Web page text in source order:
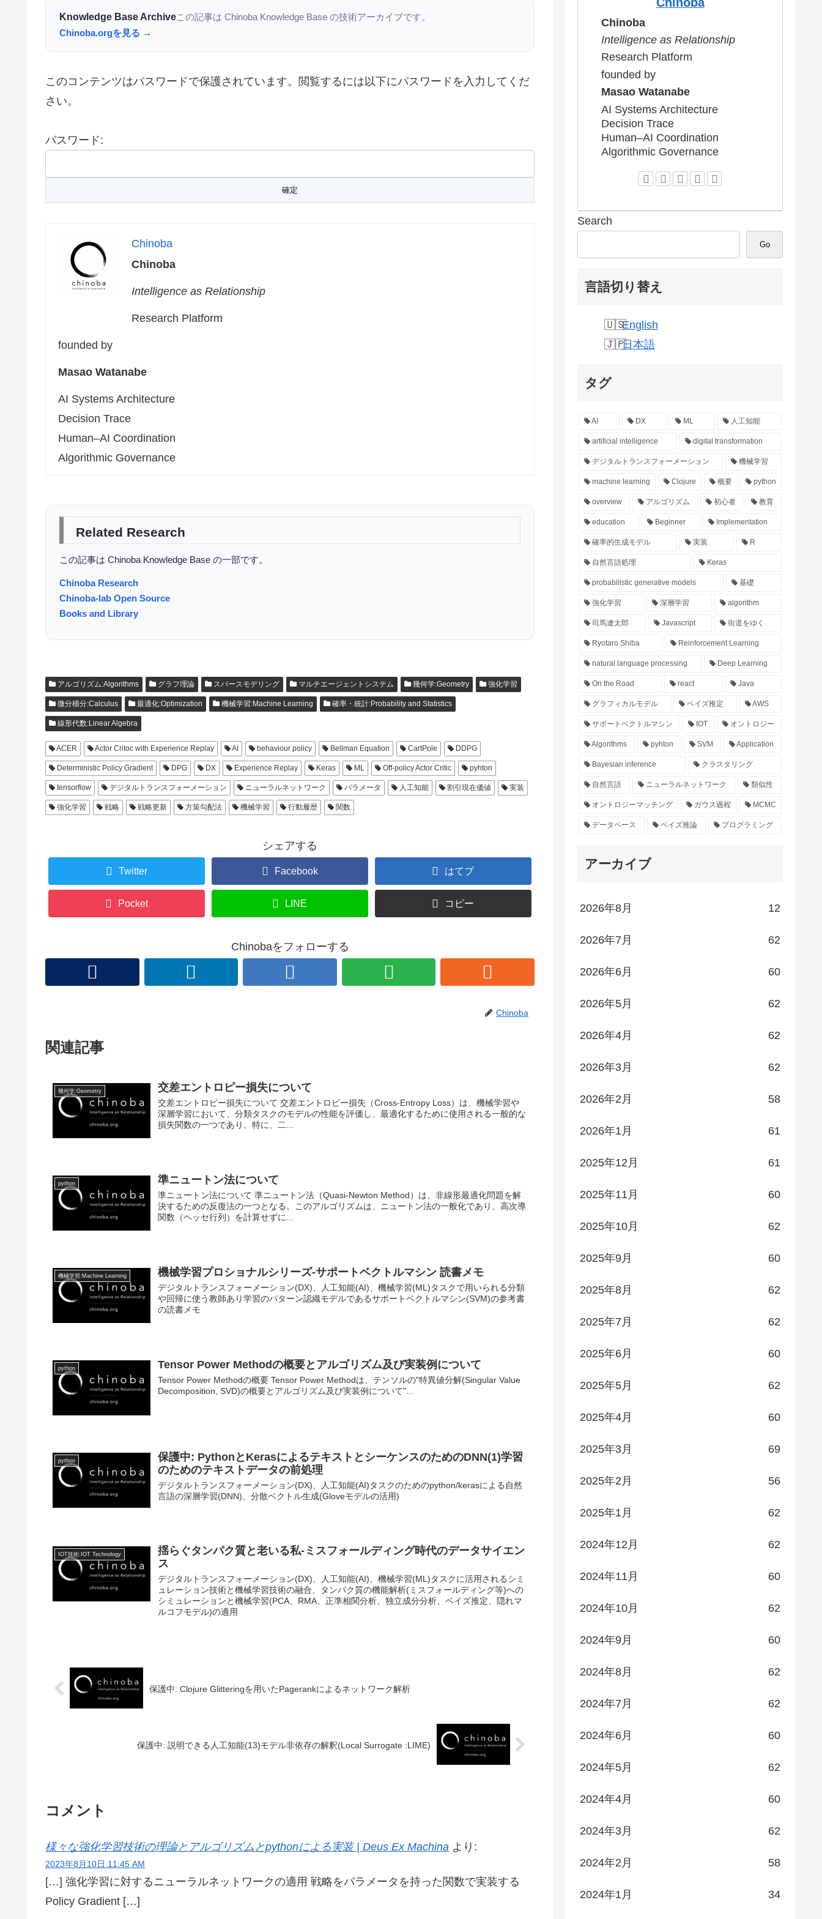
Knowledge Base Archiveこの記事は Chinoba Knowledge Base の技術アーカイブです。
Chinoba.orgを見る →
このコンテンツはパスワードで保護されています。閲覧するには以下にパスワードを入力してくだ
さい。
パスワード:
Chinoba
Chinoba
Intelligence as Relationship
Research Platform
founded by
Masao Watanabe
AI Systems Architecture
Decision Trace
Human–AI Coordination
Algorithmic Governance
Related Research
この記事は Chinoba Knowledge Base の一部です。
Chinoba Research
Chinoba-lab Open Source
Books and Library
アルゴリズム:Algorithms グラフ理論 スパースモデリング マルチエージェントシステム 幾何学:Geometry 強化学習
微分積分:Calculus 最適化:Optimization 機械学習:Machine Learning 確率・統計:Probability and Statistics
線形代数:Linear Algebra
ACER Actor Critoc with Experience Replay AI behaviour policy Bellman Equation CartPole DDPG
Deterministic Policy Gradient DPG DX Experience Replay Keras ML Off-policy Actor Critic pyhton
tensorflow デジタルトランスフォーメーション ニューラルネットワーク パラメータ 人工知能 割引現在価値 実装
強化学習 戦略 戦略更新 方策勾配法 機械学習 行動履歴 関数
シェアする
Twitter Facebook はてブ
Pocket LINE コピー
Chinobaをフォローする
Chinoba
関連記事
幾何学:Geometry 交差エントロピー損失について
交差エントロピー損失について 交差エントロピー損失（Cross-Entropy Loss）は、機械学習や
深層学習において、分類タスクのモデルの性能を評価し、最適化するために使用される一般的な
損失関数の一つであり、特に、二...
python 準ニュートン法について
準ニュートン法について 準ニュートン法（Quasi-Newton Method）は、非線形最適化問題を解
決するための反復法の一つとなる。このアルゴリズムは、ニュートン法の一般化であり、高次導
関数（ヘッセ行列）を計算せずに...
機械学習:Machine Learning 機械学習プロショナルシリーズ-サポートベクトルマシン 読書メモ
デジタルトランスフォーメーション(DX)、人工知能(AI)、機械学習(ML)タスクで用いられる分類
や回帰に使う教師あり学習のパターン認織モデルであるサポートベクトルマシン(SVM)の参考書
の読書メモ
python Tensor Power Methodの概要とアルゴリズム及び実装例について
Tensor Power Methodの概要 Tensor Power Methodは、テンソルの"特異値分解(Singular Value
Decomposition, SVD)の概要とアルゴリズム及び実装例について"...
python
保護中: PythonとKerasによるテキストとシーケンスのためのDNN(1)学習
のためのテキストデータの前処理
デジタルトランスフォーメーション(DX)、人工知能(AI)タスクのためのpython/kerasによる自然
言語の深層学習(DNN)、分散ベクトル生成(Gloveモデルの活用)
IOT技術:IOT Technology
揺らぐタンパク質と老いる私-ミスフォールディング時代のデータサイエン
ス
デジタルトランスフォーメーション(DX)、人工知能(AI)、機械学習(ML)タスクに活用されるシミ
ュレーション技術と機械学習技術の融合、タンパク質の機能解析(ミスフォールディング等)への
シミュレーションと機械学習(PCA、RMA、正準相関分析、独立成分分析、ベイズ推定、隠れマ
ルコフモデル)の適用
保護中: Clojure Glitteringを用いたPagerankによるネットワーク解析
保護中: 説明できる人工知能(13)モデル非依存の解釈(Local Surrogate :LIME)
コメント
様々な強化学習技術の理論とアルゴリズムとpythonによる実装 | Deus Ex Machina より:
2023年8月10日 11:45 AM
[…] 強化学習に対するニューラルネットワークの適用 戦略をパラメータを持った関数で実装する
Policy Gradient […]
Chinoba
Intelligence as Relationship
Research Platform
founded by
Masao Watanabe
AI Systems Architecture
Decision Trace
Human–AI Coordination
Algorithmic Governance
Search
Go
言語切り替え
English
日本語
タグ
AI DX ML 人工知能
artificial intelligence digital transformation
デジタルトランスフォーメーション 機械学習
machine learning Clojure 概要 python
overview アルゴリズム 初心者 教育
education Beginner Implementation
確率的生成モデル 実装 R
自然言語処理 Keras
probabilistic generative models 基礎
強化学習 深層学習 algorithm
司馬遼太郎 Javascript 街道をゆく
Ryotaro Shiba Reinforcement Learning
natural language processing Deep Learning
On the Road react Java
グラフィカルモデル ベイズ推定 AWS
サポートベクトルマシン IOT オントロジー
Algorithms pyhton SVM Application
Bayesian inference クラスタリング
自然言語 ニューラルネットワーク 類似性
オントロジーマッチング ガウス過程 MCMC
データベース ベイズ推論 プログラミング
アーカイブ
2026年8月 12
2026年7月 62
2026年6月 60
2026年5月 62
2026年4月 62
2026年3月 62
2026年2月 58
2026年1月 61
2025年12月 61
2025年11月 60
2025年10月 62
2025年9月 60
2025年8月 62
2025年7月 62
2025年6月 60
2025年5月 62
2025年4月 60
2025年3月 69
2025年2月 56
2025年1月 62
2024年12月 62
2024年11月 60
2024年10月 62
2024年9月 60
2024年8月 62
2024年7月 62
2024年6月 60
2024年5月 62
2024年4月 60
2024年3月 62
2024年2月 58
2024年1月 34